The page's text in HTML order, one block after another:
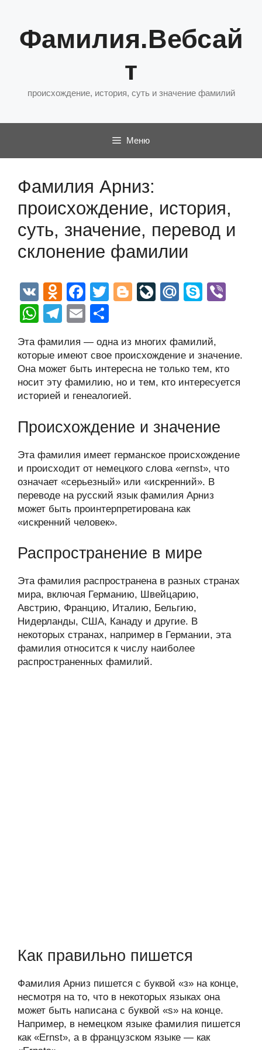
содержимому
Фамилия.Вебсай
т
происхождение, история, суть и значение фамилий
Меню
Фамилия Арниз:
происхождение, история,
суть, значение, перевод и
склонение фамилии
V
K
O
d
n
o
kl
a
ss
ni
F
a
c
e
b
o
o
k
T
er
Bl
g
er
Li
J
o
ur
al
M
u
S
e
W
at
s
A
p
p
T
e
gr
a
E
ail р
а
в
ть
Эта фамилия — одна из многих фамилий,
которые имеют свое происхождение и значение.
Она может быть интересна не только тем, кто
носит эту фамилию, но и тем, кто интересуется
историей и генеалогией.
Происхождение и значение
Эта фамилия имеет германское происхождение
и происходит от немецкого слова «ernst», что
означает «серьезный» или «искренний». В
переводе на русский язык фамилия Арниз
может быть проинтерпретирована как
«искренний человек».
Распространение в мире
Эта фамилия распространена в разных странах
мира, включая Германию, Швейцарию,
Австрию, Францию, Италию, Бельгию,
Нидерланды, США, Канаду и другие. В
некоторых странах, например в Германии, эта
фамилия относится к числу наиболее
распространенных фамилий.
Как правильно пишется
Фамилия Арниз пишется с буквой «з» на конце,
несмотря на то, что в некоторых языках она
может быть написана с буквой «s» на конце.
Например, в немецком языке фамилия пишется
как «Ernst», а в французском языке — как